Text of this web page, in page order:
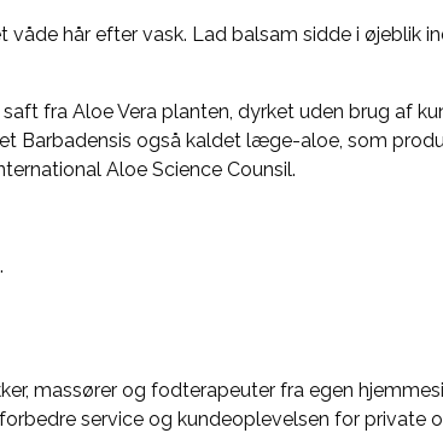
våde hår efter vask. Lad balsam sidde i øjeblik
fra Aloe Vera planten, dyrket uden brug af
Barbadensis også kaldet læge-aloe, som
Aloe Science Counsil.
massører og fodterapeuter fra egen
service og kundeoplevelsen for private